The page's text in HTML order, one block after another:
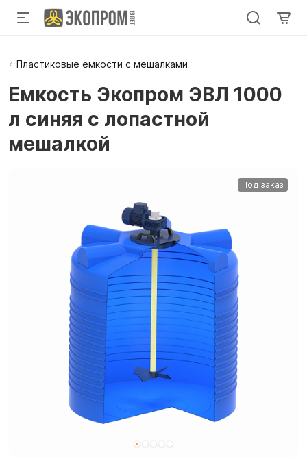
Пластиковые емкости с мешалками
Емкость Экопром ЭВЛ 1000
л синяя с лопастной
мешалкой
Под заказ